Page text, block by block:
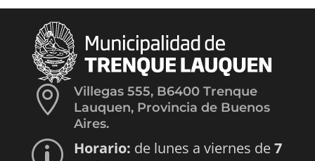

Villegas 555, B6400 Trenque
Lauquen, Provincia de Buenos
Aires.
p Horario: de lunes a viernes de7